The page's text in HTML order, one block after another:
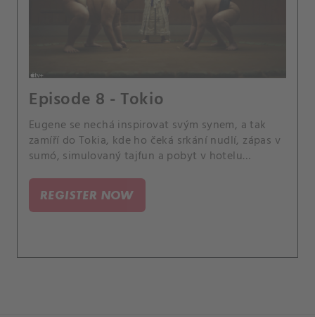
Episode 8 - Tokio
Eugene se nechá inspirovat svým synem, a tak
zamíří do Tokia, kde ho čeká srkání nudlí, zápas v
sumó, simulovaný tajfun a pobyt v hotelu
REGISTER NOW